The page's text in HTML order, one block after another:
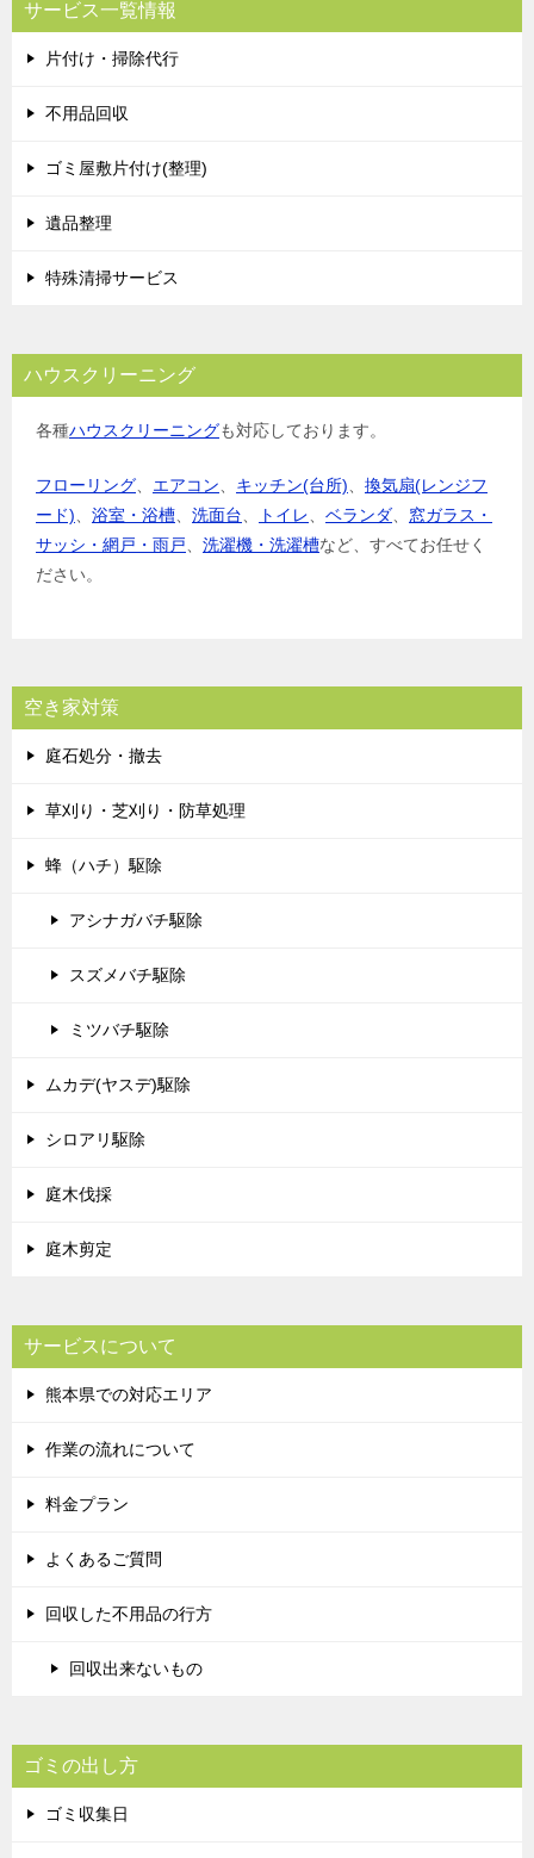
ゲ
ー
シ
サービス一覧情報
片付け・掃除代行
不用品回収
ゴミ屋敷片付け(整理)
遺品整理
特殊清掃サービス
ハウスクリーニング
各種ハウスクリーニングも対応しております。
フローリング、 エアコン、 キッチン(台所)、 換気扇(レンジフ
ード)、 浴室・浴槽、 洗面台、 トイレ、 ベランダ、 窓ガラス・
サッシ・網戸・雨戸、 洗濯機・洗濯槽など、すべてお任せく
ださい。
空き家対策
庭石処分・撤去
草刈り・芝刈り・防草処理
蜂（ハチ）駆除
アシナガバチ駆除
スズメバチ駆除
ミツバチ駆除
ムカデ(ヤスデ)駆除
シロアリ駆除
庭木伐採
庭木剪定
サービスについて
熊本県での対応エリア
作業の流れについて
料金プラン
よくあるご質問
回収した不用品の行方
回収出来ないもの
ゴミの出し方
ゴミ収集日